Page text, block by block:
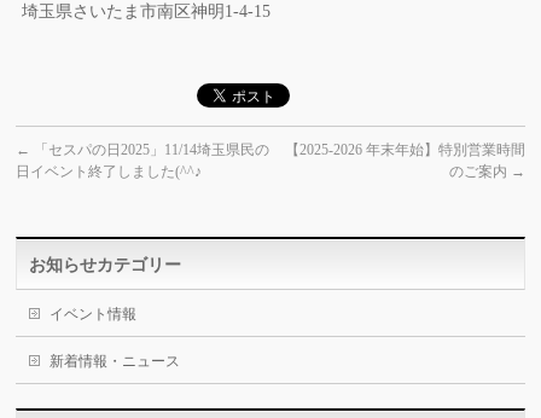
埼玉県さいたま市南区神明1-4-15
←
「セスパの日2025」11/14埼玉県民の
日イベント終了しました(^^♪
【2025-2026 年末年始】特別営業時間
のご案内 →
お知らせカテゴリー
イベント情報
新着情報・ニュース